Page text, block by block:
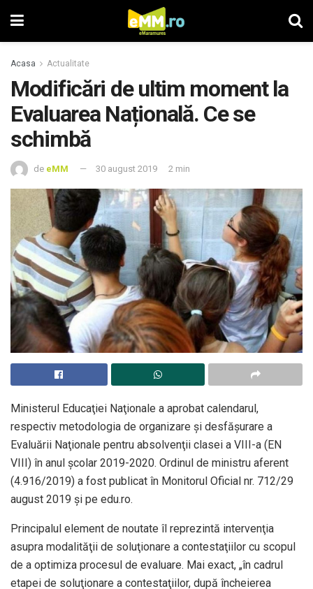
Acasa Actualitate
Modificări de ultim moment la
Evaluarea Națională. Ce se
schimbă
de eMM 30 august 2019 2 min
Ministerul Educaţiei Naţionale a aprobat calendarul,
respectiv metodologia de organizare şi desfăşurare a
Evaluării Naţionale pentru absolvenţii clasei a VIII-a (EN
VIII) în anul şcolar 2019-2020. Ordinul de ministru aferent
(4.916/2019) a fost publicat în Monitorul Oficial nr. 712/29
august 2019 şi pe edu.ro.
Principalul element de noutate îl reprezintă intervenţia
asupra modalităţii de soluţionare a contestaţiilor cu scopul
de a optimiza procesul de evaluare. Mai exact, „în cadrul
etapei de soluţionare a contestaţiilor, după încheierea